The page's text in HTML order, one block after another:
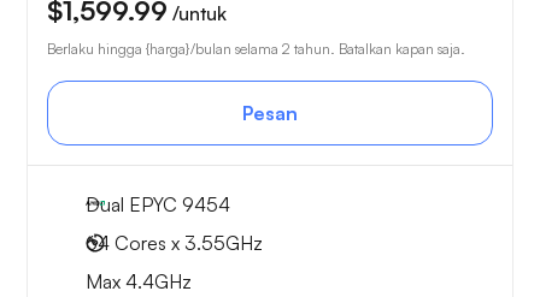
$1,599.99 /untuk
Berlaku hingga {harga}/bulan selama 2 tahun. Batalkan kapan saja.
Pesan
Dual EPYC 9454
64 Cores x 3.55GHz
Max 4.4GHz